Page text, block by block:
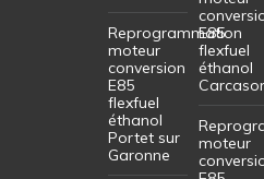
Reprogrammation
moteur
conversion
E85
flexfuel
éthanol
Portet sur
Garonne
E85
flexfuel
éthanol
moteur